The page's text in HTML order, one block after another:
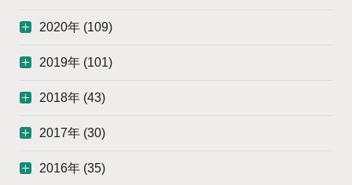
2020年 (109)
2019年 (101)
2018年 (43)
2017年 (30)
2016年 (35)